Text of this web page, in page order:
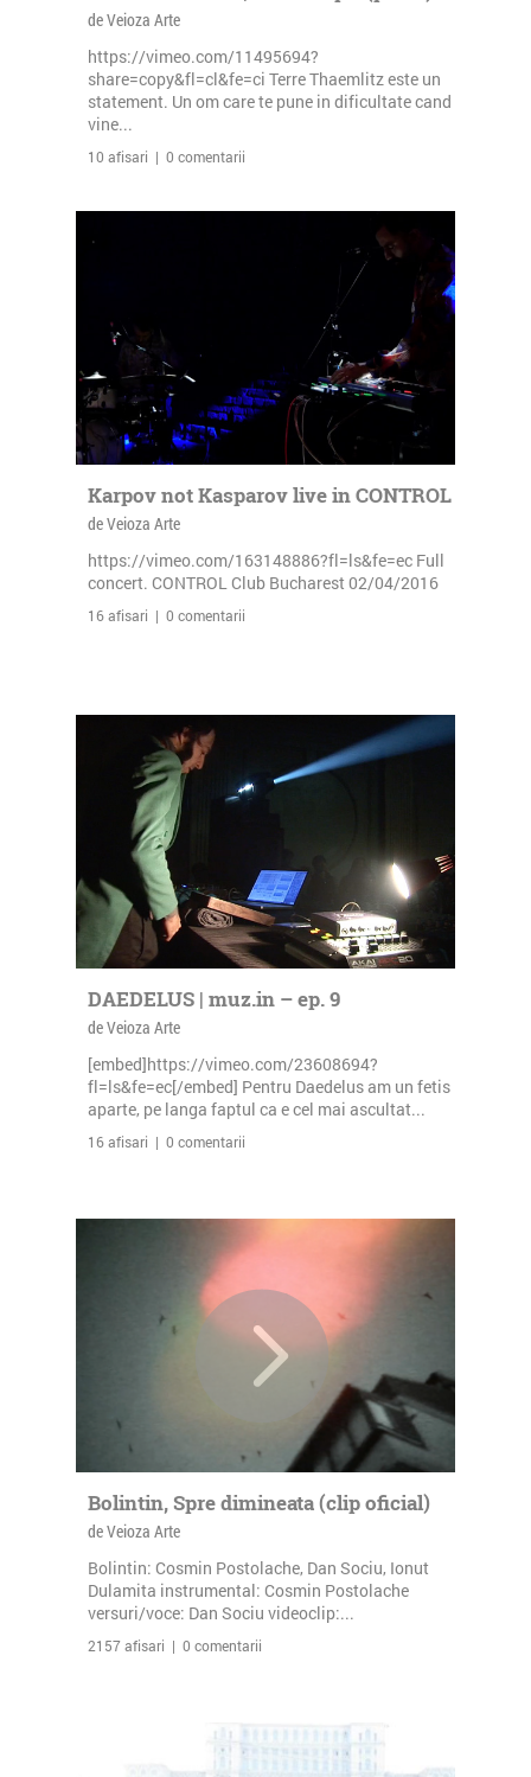
de Veioza Arte
https://vimeo.com/11495694?
share=copy&fl=cl&fe=ci Terre Thaemlitz este un
statement. Un om care te pune in dificultate cand
vine...
10 afisari | 0 comentarii
Karpov not Kasparov live in CONTROL
de Veioza Arte
https://vimeo.com/163148886?fl=ls&fe=ec Full
concert. CONTROL Club Bucharest 02/04/2016
16 afisari | 0 comentarii
DAEDELUS | muz.in – ep. 9
de Veioza Arte
[embed]https://vimeo.com/23608694?
fl=ls&fe=ec[/embed] Pentru Daedelus am un fetis
aparte, pe langa faptul ca e cel mai ascultat...
16 afisari | 0 comentarii
Bolintin, Spre dimineata (clip oficial)
de Veioza Arte
Bolintin: Cosmin Postolache, Dan Sociu, Ionut
Dulamita instrumental: Cosmin Postolache
versuri/voce: Dan Sociu videoclip:...
2157 afisari | 0 comentarii